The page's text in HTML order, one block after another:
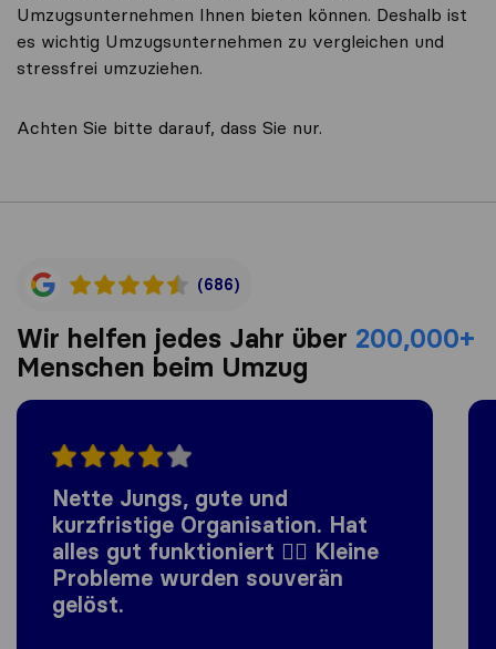
Umzugsunternehmen Ihnen bieten können. Deshalb ist
es wichtig Umzugsunternehmen zu vergleichen und
stressfrei umzuziehen.
Achten Sie bitte darauf, dass Sie nur.
(686)
Wir helfen jedes Jahr über 200,000+
Menschen beim Umzug
Nette Jungs, gute und
kurzfristige Organisation. Hat
alles gut funktioniert 👍🏼 Kleine
Probleme wurden souverän
gelöst.